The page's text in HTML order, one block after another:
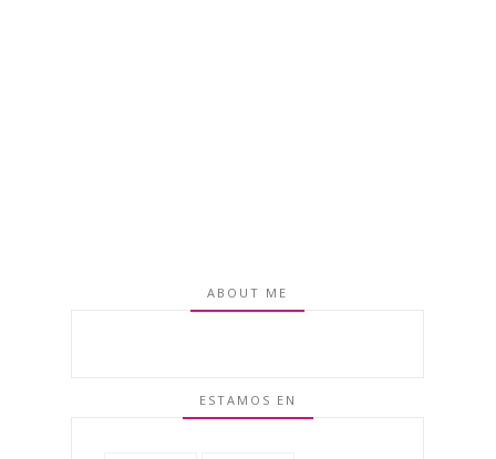
ABOUT ME
ESTAMOS EN